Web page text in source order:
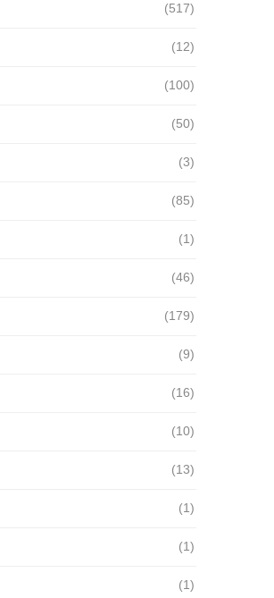
(517)
(12)
(100)
(50)
(3)
(85)
(1)
(46)
(179)
(9)
(16)
(10)
(13)
(1)
(1)
(1)